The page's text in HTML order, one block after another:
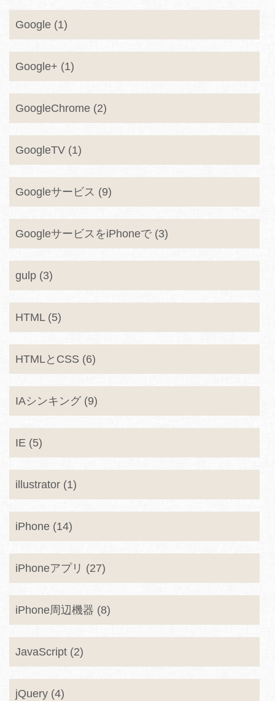
Google (1)
Google+ (1)
GoogleChrome (2)
GoogleTV (1)
Googleサービス (9)
GoogleサービスをiPhoneで (3)
gulp (3)
HTML (5)
HTMLとCSS (6)
IAシンキング (9)
IE (5)
illustrator (1)
iPhone (14)
iPhoneアプリ (27)
iPhone周辺機器 (8)
JavaScript (2)
jQuery (4)